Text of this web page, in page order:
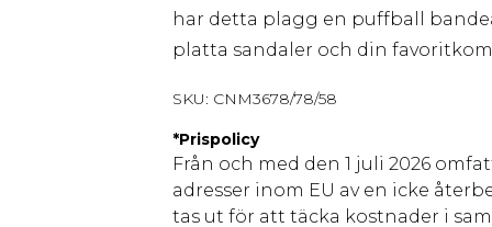
har detta plagg en puffball
platta sandaler och din
SKU: CNM3678/78/58
*Prispolicy
Från och med den 1 juli 2026
adresser inom EU av en icke
tas ut för att täcka kostnader i